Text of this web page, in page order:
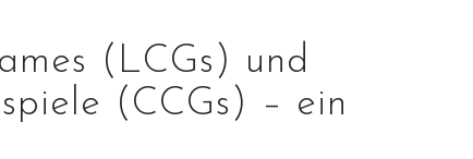
(LCGs) und
(CCGs) – ein